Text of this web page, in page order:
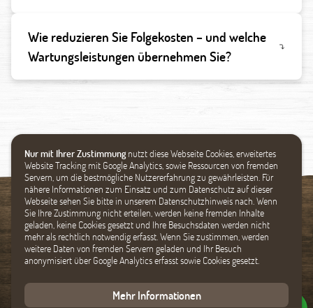
Nur mit Ihrer Zustimmung nutzt diese Webseite Cookies, erweitertes
Website Tracking mit Google Analytics, sowie Ressourcen von fremden
Servern, um die bestmögliche Nutzererfahrung zu gewährleisten. Für
nähere Informationen zum Einsatz und zum Datenschutz auf dieser
Webseite sehen Sie bitte in unserem Datenschutzhinweis nach. Wenn
Sie Ihre Zustimmung nicht erteilen, werden keine fremden Inhalte
geladen, keine Cookies gesetzt und Ihre Besuchsdaten werden nicht
mehr als rechtlich notwendig erfasst. Wenn Sie zustimmen, werden
weitere Daten von fremden Servern geladen und Ihr Besuch
anonymisiert über Google Analytics erfasst sowie Cookies gesetzt.
Mehr Informationen
Wie reduzieren Sie Folgekosten – und welche
Wartungsleistungen übernehmen Sie?
Spielgeräte
Holzbau
Zoologischer Bau
Unikate
Profil
Startseite
Favoriten
Suche
Impressum
Datenschutz